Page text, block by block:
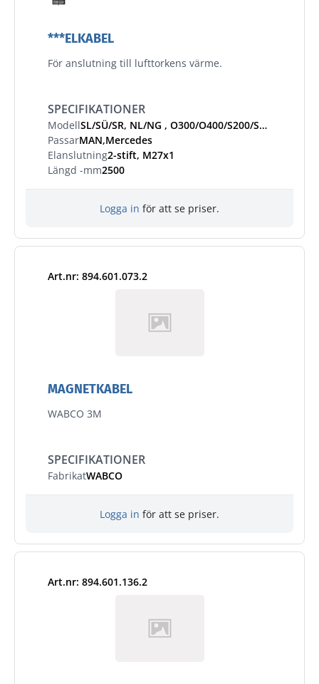
***ELKABEL
För anslutning till lufttorkens värme.
SPECIFIKATIONER
Modell
SL/SÜ/SR, NL/NG , O300/O400/S200/S300/O500/S400/S400-serien
PassarMAN,Mercedes
Elanslutning2-stift, M27x1
Längd -mm2500
Logga in för att se priser.
Art.nr: 894.601.073.2
MAGNETKABEL
WABCO 3M
SPECIFIKATIONER
FabrikatWABCO
Logga in för att se priser.
Art.nr: 894.601.136.2